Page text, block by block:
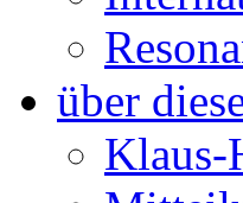
über
Klaus-